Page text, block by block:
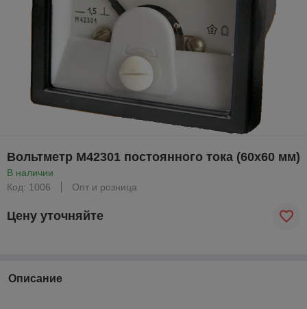
Вольтметр М42301 постоянного тока (60х60 мм)
В наличии
Код: 1006
Опт и розница
Цену уточняйте
Описание